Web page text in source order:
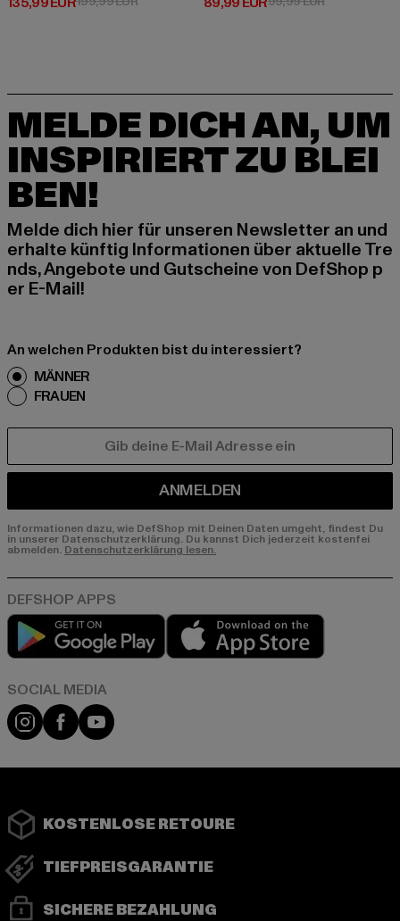
MELDE DICH AN, UM
INSPIRIERT ZU BLEI
BEN!
Melde dich hier für unseren Newsletter an und
erhalte künftig Informationen über aktuelle Tre
nds, Angebote und Gutscheine von DefShop p
er E-Mail!
An welchen Produkten bist du interessiert?
MÄNNER
FRAUEN
ANMELDEN
Informationen dazu, wie DefShop mit Deinen Daten umgeht, findest Du
in unserer Datenschutzerklärung. Du kannst Dich jederzeit kostenfei
abmelden. Datenschutzerklärung lesen.
Play market
Instagram
FacebookYouTube
KOSTENLOSE RETOURE
TIEFPREISGARANTIE
SICHERE BEZAHLUNG